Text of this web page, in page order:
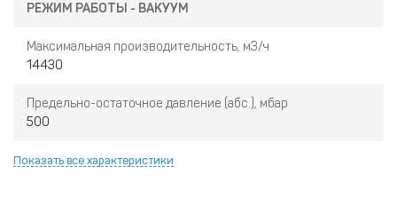
РЕЖИМ РАБОТЫ - ВАКУУМ
Максимальная производительность, м3/ч
14430
Предельно-остаточное давление (абс.), мбар
500
Показать все характеристики